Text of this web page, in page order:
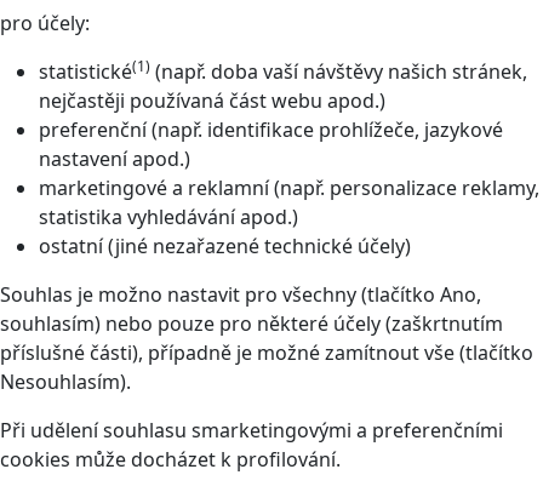
pro účely:
statistické(1) (např. doba vaší návštěvy našich stránek,
nejčastěji používaná část webu apod.)
preferenční (např. identifikace prohlížeče, jazykové
nastavení apod.)
marketingové a reklamní (např. personalizace reklamy,
statistika vyhledávání apod.)
ostatní (jiné nezařazené technické účely)
Souhlas je možno nastavit pro všechny (tlačítko Ano,
souhlasím) nebo pouze pro některé účely (zaškrtnutím
příslušné části), případně je možné zamítnout vše (tlačítko
Nesouhlasím).
Při udělení souhlasu smarketingovými a preferenčními
cookies může docházet k profilování.